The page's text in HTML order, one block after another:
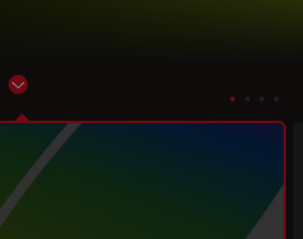
Show subnavigation